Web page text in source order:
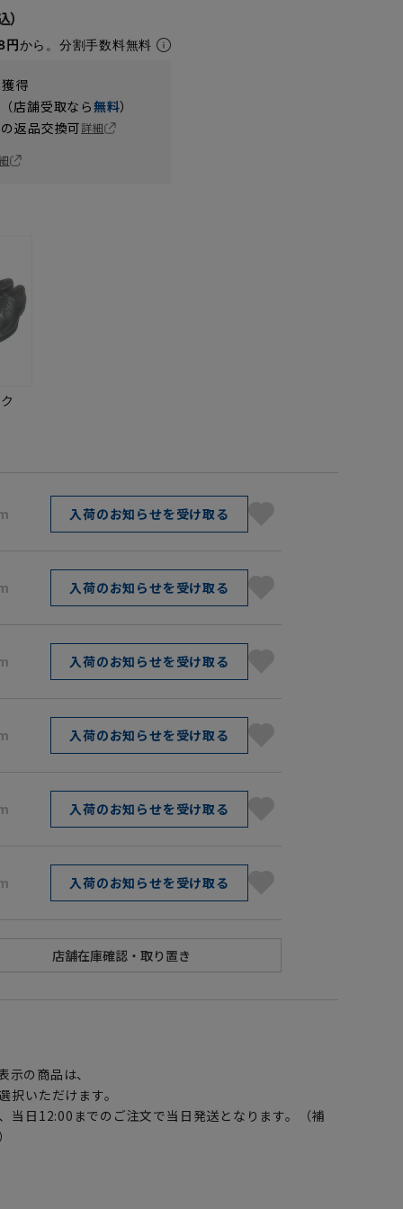
円から。分割手数料無料
得
店舗受取なら無料）
返品交換可詳細
入荷のお知らせを受け取る
入荷のお知らせを受け取る
入荷のお知らせを受け取る
入荷のお知らせを受け取る
入荷のお知らせを受け取る
入荷のお知らせを受け取る
示の商品は、
択いただけます。
当日12:00までのご注文で当日発送となります。（補